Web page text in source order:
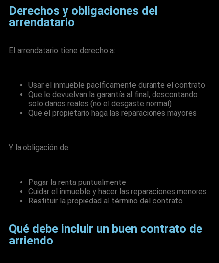
Derechos y obligaciones del
arrendatario
El arrendatario tiene derecho a:
Usar el inmueble pacíficamente durante el contrato
Que le devuelvan la garantía al final, descontando
solo daños reales (no el desgaste normal)
Que el propietario haga las reparaciones mayores
Y la obligación de:
Pagar la renta puntualmente
Cuidar el inmueble y hacer las reparaciones menores
Restituir la propiedad al término del contrato
Qué debe incluir un buen contrato de
arriendo